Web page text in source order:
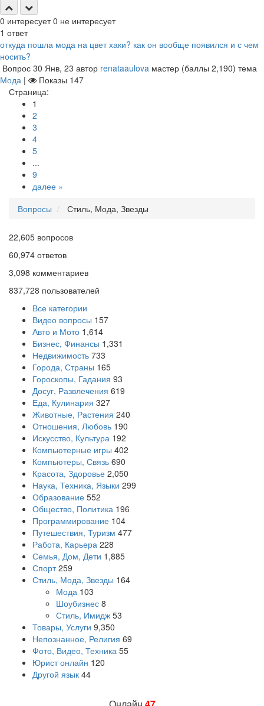
0 интересует 0 не интересует
1 ответ
откуда пошла мода на цвет хаки? как он вообще появился и с чем
носить?
Вопрос 30 Янв, 23 автор renataaulova мастер (баллы 2,190) тема
Мода | Показы 147
Страница:
1
2
3
4
5
...
9
далее »
Вопросы
Стиль, Мода, Звезды
22,605 вопросов
60,974 ответов
3,098 комментариев
837,728 пользователей
Все категории
Видео вопросы 157
Авто и Мото 1,614
Бизнес, Финансы 1,331
Недвижимость 733
Города, Страны 165
Гороскопы, Гадания 93
Досуг, Развлечения 619
Еда, Кулинария 327
Животные, Растения 240
Отношения, Любовь 190
Искусство, Культура 192
Компьютерные игры 402
Компьютеры, Связь 690
Красота, Здоровье 2,050
Наука, Техника, Языки 299
Образование 552
Общество, Политика 196
Программирование 104
Путешествия, Туризм 477
Работа, Карьера 228
Семья, Дом, Дети 1,885
Спорт 259
Стиль, Мода, Звезды 164
Мода 103
Шоубизнес 8
Стиль, Имидж 53
Товары, Услуги 9,350
Непознанное, Религия 69
Фото, Видео, Техника 55
Юрист онлайн 120
Другой язык 44